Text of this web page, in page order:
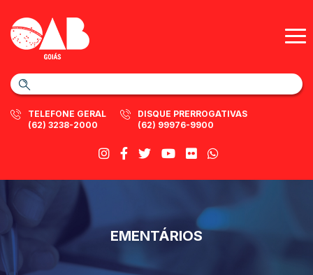
TELEFONE GERAL
(62) 3238-2000
DISQUE PRERROGATIVAS
(62) 99976-9900
EMENTÁRIOS